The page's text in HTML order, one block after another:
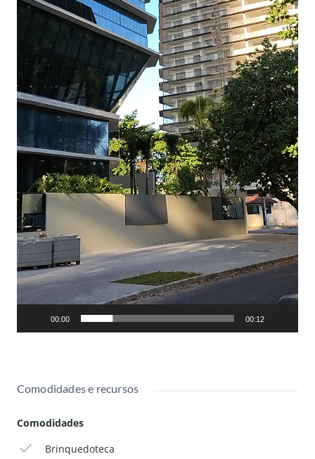
Condomínio R$ 980,23 (incluso água e luz)
IPTU: 3.250,00 (parcelado em 10 vezes)
Taxa de Incêndio: NT
Habite-se: OK
RGI: OK
00:00 00:12
Comodidades e recursos
Comodidades
Brinquedoteca